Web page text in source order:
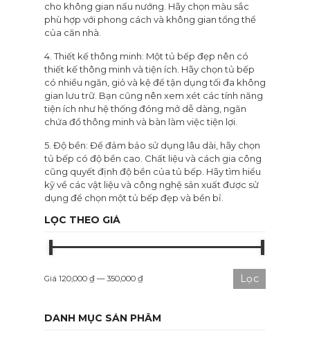
LỌC THEO GIÁ
Lọc
Giá 120,000 ₫ —350,000 ₫
DANH MỤC SẢN PHẨM
cho không gian nấu nướng. Hãy chọn màu sắc
phù hợp với phong cách và không gian tổng thể
của căn nhà.
4. Thiết kế thông minh: Một tủ bếp đẹp nên có
thiết kế thông minh và tiện ích. Hãy chọn tủ bếp
có nhiều ngăn, giỏ và kệ để tận dụng tối đa không
gian lưu trữ. Bạn cũng nên xem xét các tính năng
tiện ích như hệ thống đóng mở dễ dàng, ngăn
chứa đồ thông minh và bàn làm việc tiện lợi.
5. Độ bền: Để đảm bảo sử dụng lâu dài, hãy chọn
tủ bếp có độ bền cao. Chất liệu và cách gia công
cũng quyết định độ bền của tủ bếp. Hãy tìm hiểu
kỹ về các vật liệu và công nghệ sản xuất được sử
dụng để chọn một tủ bếp đẹp và bền bỉ.